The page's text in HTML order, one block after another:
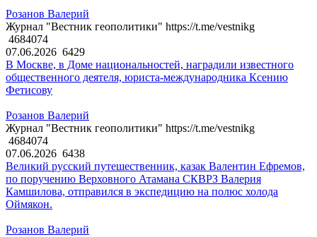
Розанов Валерий
Журнал "Вестник геополитики" https://t.me/vestnikg
4684074
07.06.2026 6429
В Москве, в Доме национальностей, наградили известного
общественного деятеля, юриста-международника Ксению
Фетисову
Розанов Валерий
Журнал "Вестник геополитики" https://t.me/vestnikg
4684074
07.06.2026 6438
Великий русский путешественник, казак Валентин Ефремов,
по поручению Верховного Атамана СКВРЗ Валерия
Камшилова, отправился в экспедицию на полюс холода
Оймякон.
Розанов Валерий